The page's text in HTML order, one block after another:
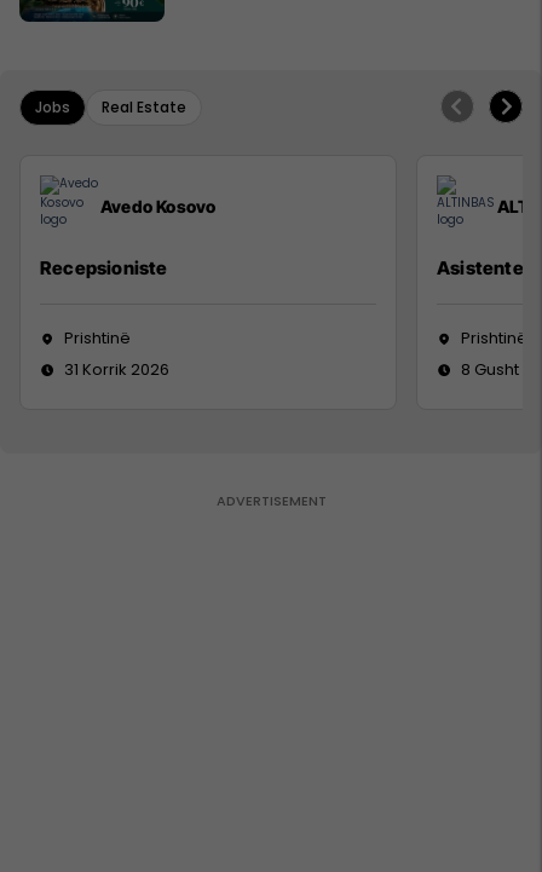
Jobs Real Estate
Avedo Kosovo
Recepsioniste
Prishtinë
31 Korrik 2026
Asistente
Prishtinë
8 Gusht